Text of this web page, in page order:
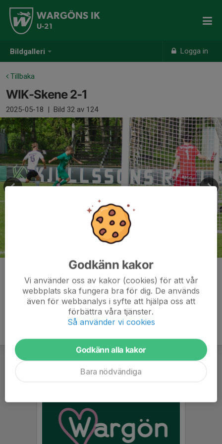
Bildgalleri Logga in
WARGÖNS IK
U-21
Tillbaka
WIK-Skene 2-1
2025-05-18 | Bild 32 av 124
Godkänn kakor
Vi använder oss av kakor (cookies) för att vår
webbplats ska fungera bra för dig. De används
även för webbanalys i syfte att hjälpa oss att
förbättra våra tjänster.
Så använder vi cookies
Godkänn alla kakor
Bara nödvändiga